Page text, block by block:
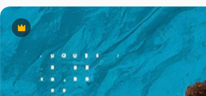
Premium